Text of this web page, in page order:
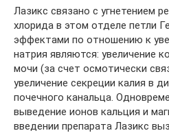
Лазикс связано с угнетением
хлорида в этом отделе петли
эффектами по отношению к
натрия являются: увеличение
мочи (за счет осмотически
увеличение секреции калия в
почечного канальца.
выведение ионов кальция и
введении препарата Лазикс